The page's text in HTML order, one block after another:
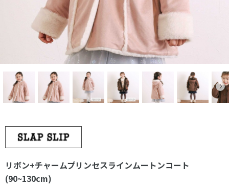
リボン+チャームプリンセスラインムートンコート
(90~130cm)